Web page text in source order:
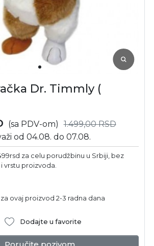
Dr. Timmly (
(sa PDV-om) 1.499,00RSD
od 04.08. do 07.08.
za celu porudžbinu u Srbiji, bez
vrstu proizvoda.
ovaj proizvod 2-3 radna dana
Dodajte u favorite